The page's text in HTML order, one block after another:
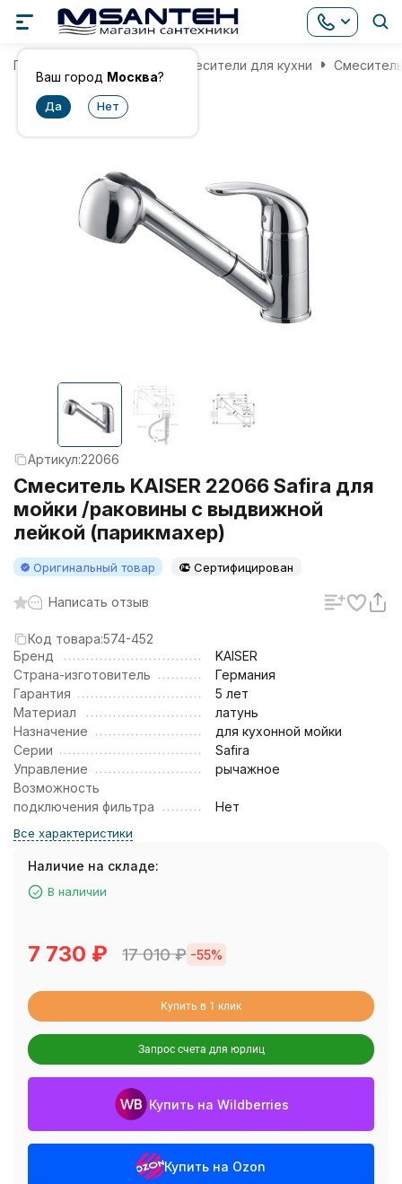
Ваш город Москва?
Главная Смесители для кухни
Артикул:22066
Смеситель KAISER 22066 Safira для
мойки /раковины с выдвижной
лейкой (парикмахер)
Оригинальный товар Сертифицирован
Написать отзыв
Код товара:574-452
Бренд
KAISER
Страна-изготовитель
Германия
Гарантия
5 лет
Материал
латунь
Назначение
для кухонной мойки
Серии
Safira
Управление
рычажное
Возможность
подключения фильтра
Нет
Все характеристики
Наличие на складе:
В наличии
7 730 ₽ 17 010₽ -55%
Купить в 1 клик
Запрос счета для юрлиц
Купить на Wildberries
Купить на Ozon